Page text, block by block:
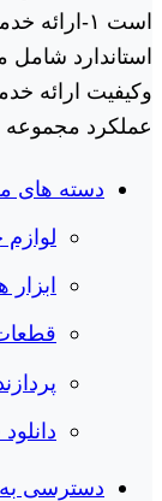
است ١-
عملکرد مجموعه
دسته های
لوازم
ابزار
دسترسی